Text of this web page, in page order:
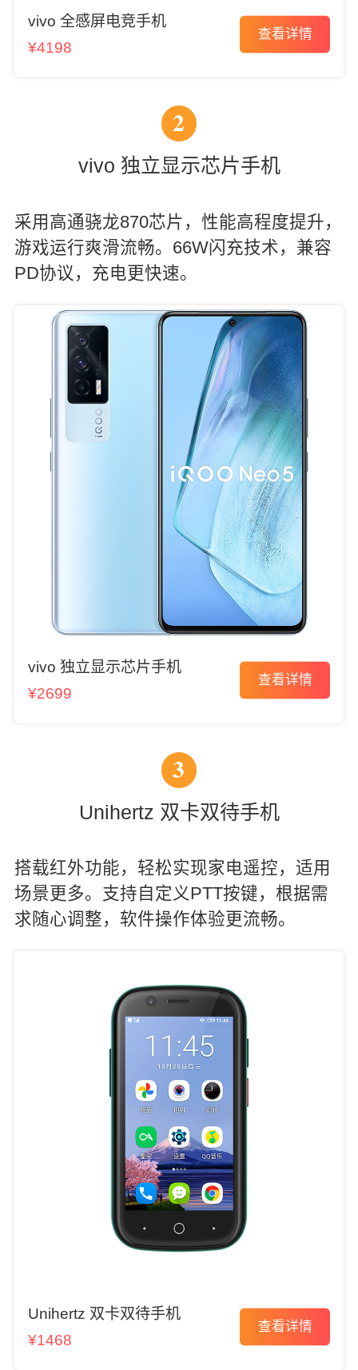
vivo 全感屏电竞手机
¥4198
查看详情
2
vivo 独立显示芯片手机
采用高通骁龙870芯片，性能高程度提升，
游戏运行爽滑流畅。66W闪充技术，兼容
PD协议，充电更快速。
vivo 独立显示芯片手机
¥2699
查看详情
3
Unihertz 双卡双待手机
搭载红外功能，轻松实现家电遥控，适用
场景更多。支持自定义PTT按键，根据需
求随心调整，软件操作体验更流畅。
Unihertz 双卡双待手机
¥1468
查看详情